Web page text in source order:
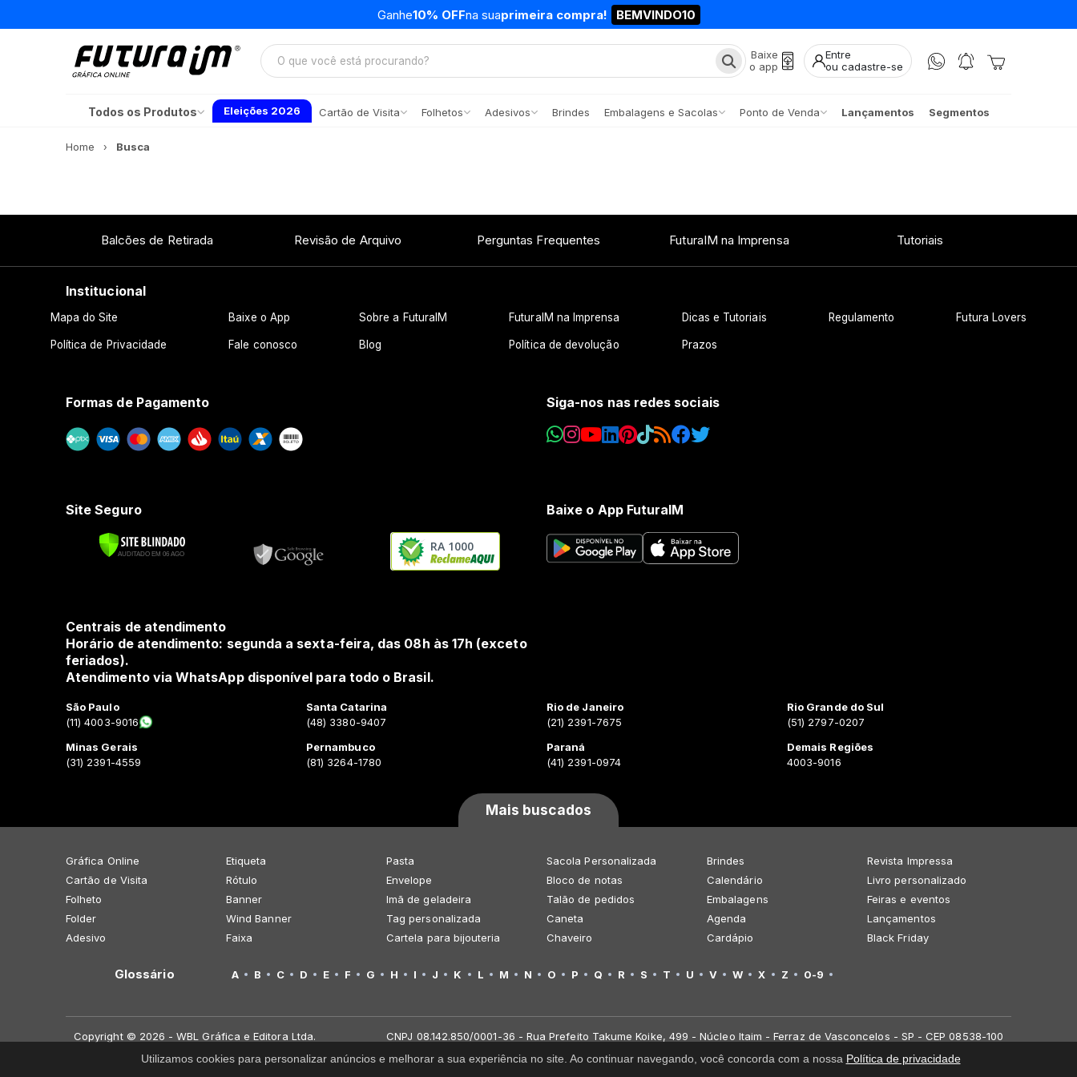
Ganhe10% OFFna suaprimeira compra! BEMVINDO10
Baixe
o app
Entre
ou cadastre-se
Todos os Produtos Eleições 2026 Cartão de Visita Folhetos Adesivos Brindes Embalagens e Sacolas Ponto de Venda Lançamentos Segmentos
Home Busca
Balcões de Retirada Revisão de Arquivo Perguntas Frequentes FuturaIM na Imprensa Tutoriais
Institucional
Mapa do Site Baixe o App Sobre a FuturaIM FuturaIM na Imprensa Dicas e Tutoriais Regulamento Futura Lovers
Política de Privacidade Fale conosco Blog Política de devolução Prazos
Formas de Pagamento Siga-nos nas redes sociais
Site Seguro
RA 1000
Baixe o App FuturaIM
Centrais de atendimento
Horário de atendimento: segunda a sexta-feira, das 08h às 17h (exceto
feriados).
Atendimento via WhatsApp disponível para todo o Brasil.
São Paulo
(11) 4003-9016
Minas Gerais
(31) 2391-4559
Santa Catarina
(48) 3380-9407
Pernambuco
(81) 3264-1780
Rio de Janeiro
(21) 2391-7675
Paraná
(41) 2391-0974
Rio Grande do Sul
(51) 2797-0207
Demais Regiões
4003-9016
Mais buscados
Gráfica Online
Cartão de Visita
Folheto
Folder
Adesivo
Etiqueta
Rótulo
Banner
Wind Banner
Faixa
Pasta
Envelope
Imã de geladeira
Tag personalizada
Cartela para bijouteria
Sacola Personalizada
Bloco de notas
Talão de pedidos
Caneta
Chaveiro
Brindes
Calendário
Embalagens
Agenda
Cardápio
Revista Impressa
Livro personalizado
Feiras e eventos
Lançamentos
Black Friday
Glossário A B C D E F G H I J K L M N O P Q R S T U V W X Z 0-9
Copyright © 2026 - WBL Gráfica e Editora Ltda.
CNPJ 08.142.850/0001-36 - Rua Prefeito Takume Koike, 499 - Núcleo Itaim - Ferraz de Vasconcelos - SP - CEP 08538-100
Utilizamos cookies para personalizar anúncios e melhorar a sua experiência no site. Ao continuar navegando, você concorda com a nossa Política de privacidade